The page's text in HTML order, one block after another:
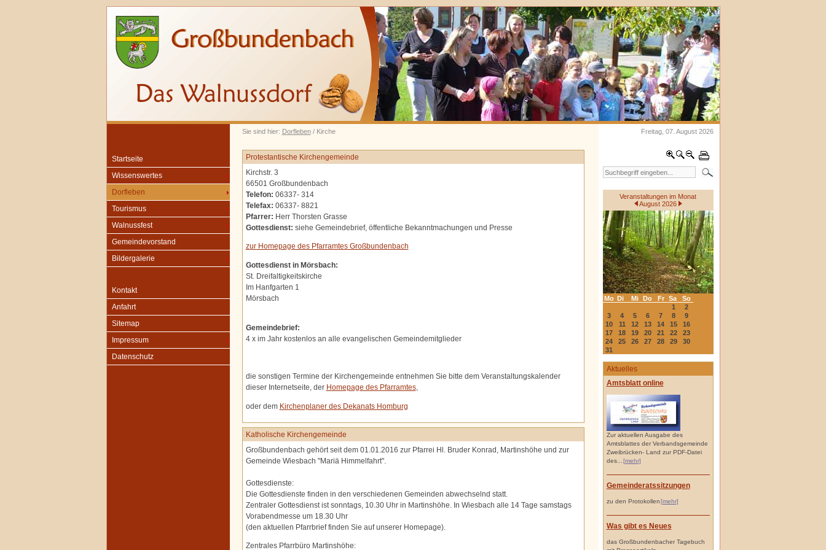
Sie sind hier: Dorfleben/ Kirche Freitag, 07. August 2026
Startseite
Wissenswertes
Dorfleben
Tourismus
Walnussfest
Gemeindevorstand
Bildergalerie
Kontakt
Anfahrt
Sitemap
Impressum
Datenschutz
Veranstaltungen im Monat
August 2026
Mo Di Mi Do Fr Sa
So
1
2
3
4 5 6 7 8
9
10
11 12 13 14 15
16
17
18 19 20 21 22
23
24
25 26 27 28 29
30
31
Aktuelles
Amtsblatt online
Zur aktuellen Ausgabe des
Amtsblattes der Verbandsgemeinde
Zweibrücken- Land zur PDF-Datei
des...
[mehr]
Gemeinderatssitzungen
zu den Protokollen[mehr]
Was gibt es Neues
das Großbundenbacher Tagebuch
Protestantische Kirchengemeinde
Kirchstr. 3
66501 Großbundenbach
Telefon: 06337- 314
Telefax: 06337- 8821
Pfarrer: Herr Thorsten Grasse
Gottesdienst: siehe Gemeindebrief, öffentliche Bekanntmachungen und Presse
zur Homepage des Pfarramtes Großbundenbach
Gottesdienst in Mörsbach:
St. Dreifaltigkeitskirche
Im Hanfgarten 1
Mörsbach
Gemeindebrief:
4 x im Jahr kostenlos an alle evangelischen Gemeindemitglieder
die sonstigen Termine der Kirchengemeinde entnehmen Sie bitte dem Veranstaltungskalender
dieser Internetseite, der Homepage des Pfarramtes,
oder dem Kirchenplaner des Dekanats Homburg
Katholische Kirchengemeinde
Großbundenbach gehört seit dem 01.01.2016 zur Pfarrei Hl. Bruder Konrad, Martinshöhe und zur
Gemeinde Wiesbach "Mariä Himmelfahrt".
Gottesdienste:
Die Gottesdienste finden in den verschiedenen Gemeinden abwechselnd statt.
Zentraler Gottesdienst ist sonntags, 10.30 Uhr in Martinshöhe. In Wiesbach alle 14 Tage samstags
Vorabendmesse um 18.30 Uhr
(den aktuellen Pfarrbrief finden Sie auf unserer Homepage).
Zentrales Pfarrbüro Martinshöhe: